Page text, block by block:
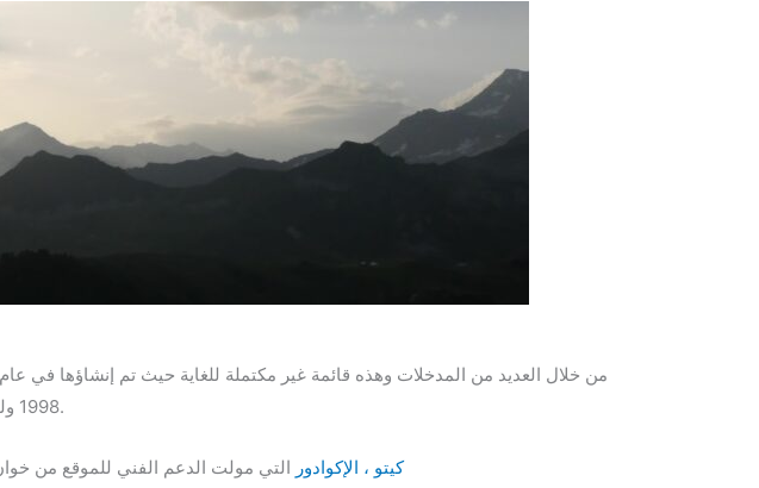
1998 وليس بعده بوقت قصير. إنه لا يعكس مئات الأشخاص الذين ساهموا في الترجمات على مر السنين.
UDLA ، Universidad de Las Américas ، كيتو ، الإكوادور التي مولت الدعم الفني للموقع من